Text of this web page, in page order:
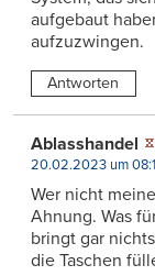
aufgebaut
aufzuzwingen.
Antworten
Ablasshandel
20.02.2023 um
Wer nicht
Ahnung. Was
bringt gar
die Taschen